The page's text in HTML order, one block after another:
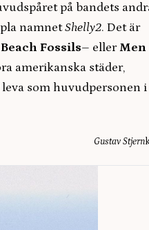
på bandets
namnetShelly2. Det är
Beach Fossils– ellerMen
amerikanska städer,
som huvudpersonen i
Gustav Stjern